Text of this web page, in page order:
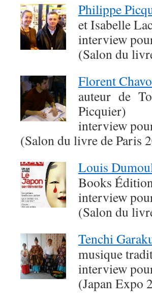
Philippe
et Isabelle
interview
(Salon du
Florent
auteur de
Picquier)
interview
(Salon du livre de Paris
Louis
Books
interview
(Salon du
Tenchi
musique
interview
(Japan Expo